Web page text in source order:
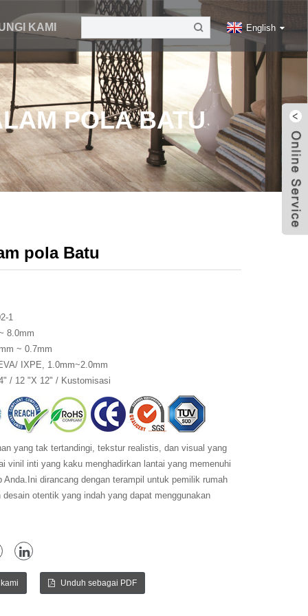
KAMI English
POLA BATU
pola Batu
1
8.0mm
~ 0.7mm
IXPE, 1.0mm~2.0mm
/ 12 "X 12" / Kustomisasi
yang tak tertandingi, tekstur realistis, dan visual yang
vinil inti yang kaku menghadirkan lantai yang memenuhi
Anda.Ini dirancang dengan terampil untuk pemilik rumah
desain otentik yang indah yang dapat menggunakan
Unduh sebagai PDF